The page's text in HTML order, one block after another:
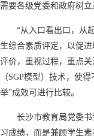
需要各级党委和政府树立
“从入口看出口，从
生综合素质评定，以促
评价，重视过程，重点
（SGP模型）技术，使
举”成效可进行比较。
长沙市教育局党委
习成绩，而是兼顾学生